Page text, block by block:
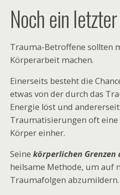
Noch ein
Trauma-Betroffene sollten
Körperarbeit machen.
Einerseits besteht die
etwas von der durch das
Energie löst und
Traumatisierungen oft
Körper einher.
Seine körperlichen Grenzen
heilsame Methode, um auf
Traumafolgen abzumildern.